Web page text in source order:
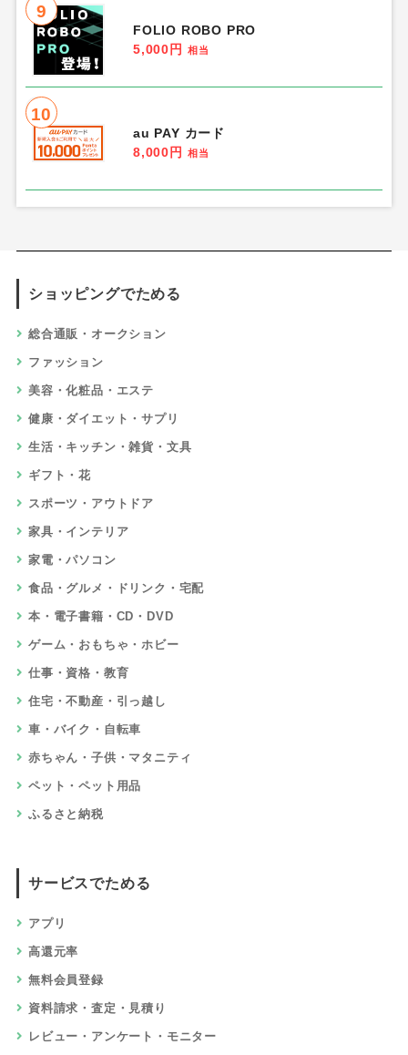
9
FOLIO ROBO PRO
5,000円
相当
10
au PAY カード
8,000円
相当
ショッピングでためる
総合通販・オークション
ファッション
美容・化粧品・エステ
健康・ダイエット・サプリ
生活・キッチン・雑貨・文具
ギフト・花
スポーツ・アウトドア
家具・インテリア
家電・パソコン
食品・グルメ・ドリンク・宅配
本・電子書籍・CD・DVD
ゲーム・おもちゃ・ホビー
仕事・資格・教育
住宅・不動産・引っ越し
車・バイク・自転車
赤ちゃん・子供・マタニティ
ペット・ペット用品
ふるさと納税
サービスでためる
アプリ
高還元率
無料会員登録
資料請求・査定・見積り
レビュー・アンケート・モニター